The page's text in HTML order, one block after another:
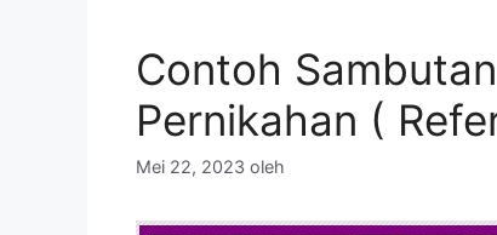
Contoh
Pernikahan (
Mei 22, 2023 oleh